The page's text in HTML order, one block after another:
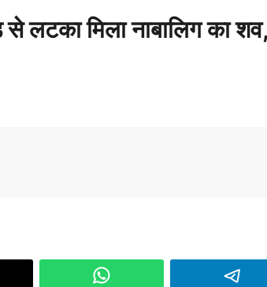
मिला नाबालिग का शव,